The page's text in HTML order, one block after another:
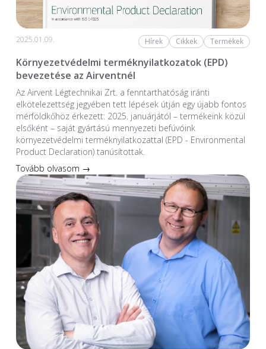
2025.01.09. Hírek Cikkek Termékek
Környezetvédelmi terméknyilatkozatok (EPD)
bevezetése az Airventnél
Az Airvent Légtechnikai Zrt. a fenntarthatóság iránti
elkötelezettség jegyében tett lépések útján egy újabb fontos
mérföldkőhöz érkezett: 2025. januárjától – termékeink közül
elsőként – saját gyártású mennyezeti befúvóink
környezetvédelmi terméknyilatkozattal (EPD - Environmental
Product Declaration) tanúsítottak.
Tovább olvasom →